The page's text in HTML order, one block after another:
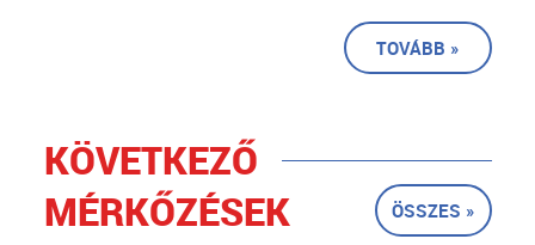
TOVÁBB »
KÖVETKEZŐ
MÉRKŐZÉSEK
ÖSSZES »